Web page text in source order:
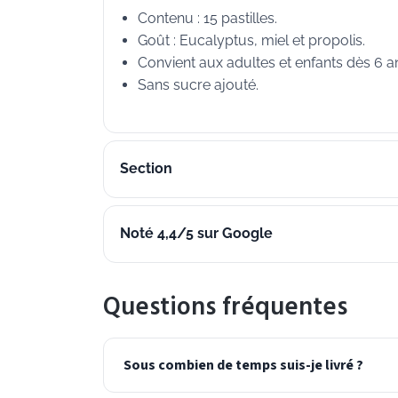
Contenu : 15 pastilles.
Goût : Eucalyptus, miel et propolis.
Convient aux adultes et enfants dès 6
Sans sucre ajouté.
Section
Noté 4,4/5 sur Google
Questions fréquentes
Sous combien de temps suis-je livré ?